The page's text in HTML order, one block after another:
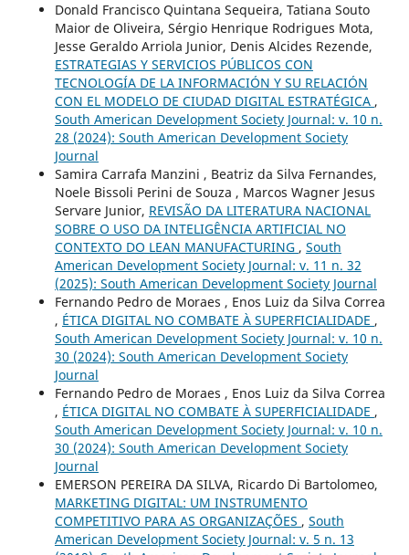
Donald Francisco Quintana Sequeira, Tatiana Souto
Maior de Oliveira, Sérgio Henrique Rodrigues Mota,
Jesse Geraldo Arriola Junior, Denis Alcides Rezende,
ESTRATEGIAS Y SERVICIOS PÚBLICOS CON
TECNOLOGÍA DE LA INFORMACIÓN Y SU RELACIÓN
CON EL MODELO DE CIUDAD DIGITAL ESTRATÉGICA ,
South American Development Society Journal: v. 10 n.
28 (2024): South American Development Society
Journal
Samira Carrafa Manzini , Beatriz da Silva Fernandes,
Noele Bissoli Perini de Souza , Marcos Wagner Jesus
Servare Junior, REVISÃO DA LITERATURA NACIONAL
SOBRE O USO DA INTELIGÊNCIA ARTIFICIAL NO
CONTEXTO DO LEAN MANUFACTURING , South
American Development Society Journal: v. 11 n. 32
(2025): South American Development Society Journal
Fernando Pedro de Moraes , Enos Luiz da Silva Correa
, ÉTICA DIGITAL NO COMBATE À SUPERFICIALIDADE ,
South American Development Society Journal: v. 10 n.
30 (2024): South American Development Society
Journal
Fernando Pedro de Moraes , Enos Luiz da Silva Correa
, ÉTICA DIGITAL NO COMBATE À SUPERFICIALIDADE ,
South American Development Society Journal: v. 10 n.
30 (2024): South American Development Society
Journal
EMERSON PEREIRA DA SILVA, Ricardo Di Bartolomeo,
MARKETING DIGITAL: UM INSTRUMENTO
COMPETITIVO PARA AS ORGANIZAÇÕES , South
American Development Society Journal: v. 5 n. 13